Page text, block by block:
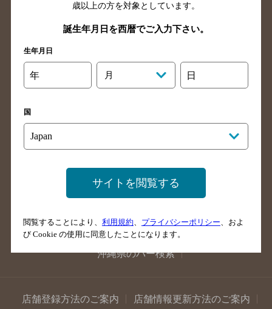
岐阜県のバー検索
富山県のバー検索
石川県のバー検索
福井県のバー検索
大阪府のバー検索
兵庫県のバー検索
奈良県のバー検索
滋賀県のバー検索
和歌山県のバー検索
山口県のバー検索
鳥取県のバー検索
島根県のバー検索
高知県のバー検索
福岡県のバー検索
長崎県のバー検索
佐賀県のバー検索
大分県のバー検索
熊本県のバー検索
宮崎県のバー検索
鹿児島県のバー検索
沖縄県のバー検索
店舗登録方法のご案内
店舗情報更新方法のご案内
歳以上の方を対象としています。
誕生年月日を西暦でご入力下さい。
生年月日
年 月 日
国
サイトを閲覧する
閲覧することにより、 利用規約 プライバシーポリシー 、およ
び Cookie の使用に同意したことになります。